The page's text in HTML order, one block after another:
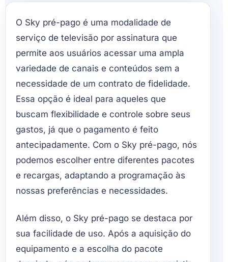
O Sky pré-pago é uma modalidade de
serviço de televisão por assinatura que
permite aos usuários acessar uma ampla
variedade de canais e conteúdos sem a
necessidade de um contrato de fidelidade.
Essa opção é ideal para aqueles que
buscam flexibilidade e controle sobre seus
gastos, já que o pagamento é feito
antecipadamente. Com o Sky pré-pago, nós
podemos escolher entre diferentes pacotes
e recargas, adaptando a programação às
nossas preferências e necessidades.
Além disso, o Sky pré-pago se destaca por
sua facilidade de uso. Após a aquisição do
equipamento e a escolha do pacote